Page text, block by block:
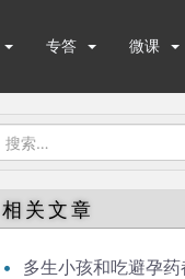
专答 微课
：
相关文章
多生小孩和吃避孕